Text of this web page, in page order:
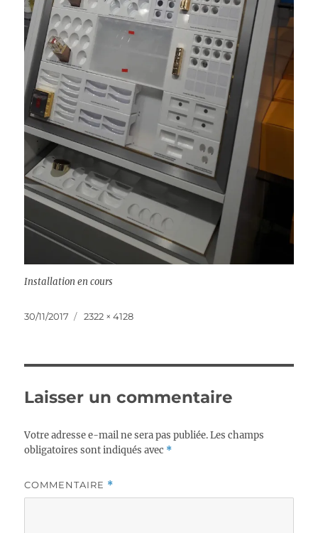
Installation en cours
Publié
30/11/2017
Taille
2322 × 4128
Laisser un commentaire
Votre adresse e-mail ne sera pas publiée. Les champs
obligatoires sont indiqués avec *
COMMENTAIRE *